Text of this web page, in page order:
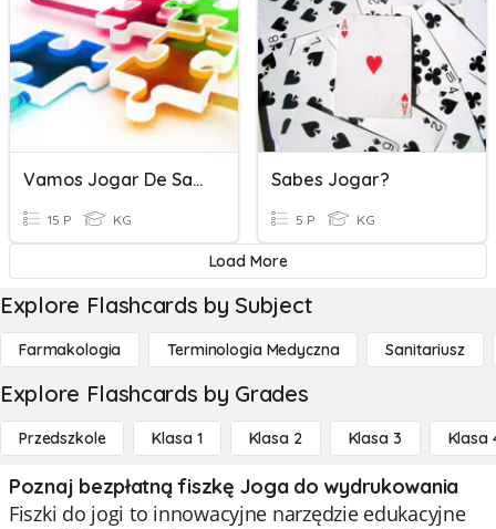
Vamos Jogar De Saúde?
15 P KG
Sabes Jogar?
5 P KG
Load More
Explore Flashcards by Subject
Farmakologia Terminologia Medyczna Sanitariusz
Explore Flashcards by Grades
Przedszkole Klasa 1 Klasa 2 Klasa 3 Klasa
Poznaj bezpłatną fiszkę Joga do wydrukowania
Fiszki do jogi to innowacyjne narzędzie edukacyjne